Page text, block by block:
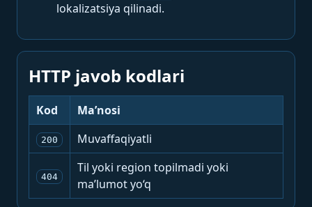
lokalizatsiya qilinadi.
HTTP javob kodlari
Kod Ma’nosi
200 Muvaffaqiyatli
404
Til yoki region topilmadi yoki
ma’lumot yo‘q